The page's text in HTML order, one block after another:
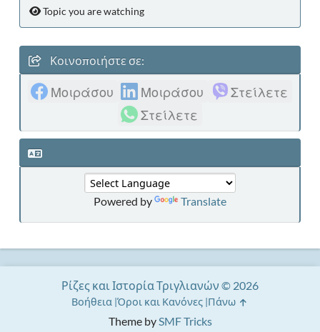
Topic you are watching
Κοινοποιήστε σε:
Μοιράσου Μοιράσου
Στείλετε
Στείλετε
Powered by Translate
Theme bySMF Tricks
Ρίζες και Ιστορία Τριγλιανών © 2026
Βοήθεια Όροι και Κανόνες Πάνω